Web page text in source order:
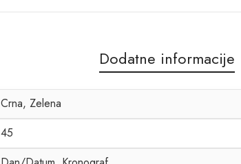
Dodatne informacije
Crna, Zelena
45